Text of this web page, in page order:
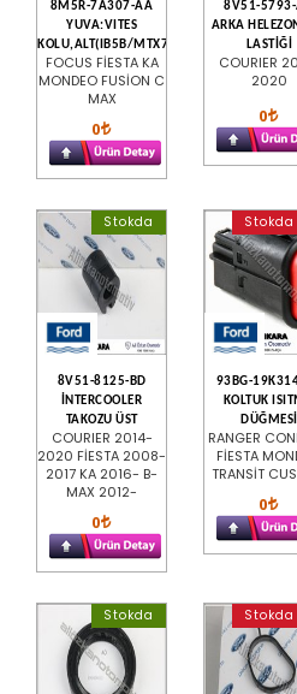
8M5R-7A307-AA
YUVA:VITES
KOLU,ALT(IB5B/MTX75)
FOCUS FİESTA KA
MONDEO FUSİON C
MAX
0
8V51-5793-
ARKA
LASTİĞİ
COURIER
2020
0
Stokda
8V51-8125-BD
İNTERCOOLER
TAKOZU ÜST
COURIER 2014-
2020 FİESTA 2008-
2017 KA 2016- B-
MAX 2012-
0
Stokda
93BG-
KOLTUK
DÜĞMESİ
RANGER
FİESTA
TRANSİT
0
Stokda Stokda